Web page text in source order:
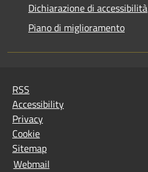
Dichiarazione di accessibilità
Piano di miglioramento
RSS
Accessibility
Privacy
Cookie
Sitemap
Webmail